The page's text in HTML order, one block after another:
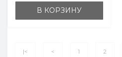
В КОРЗИНУ
|< < 1 2